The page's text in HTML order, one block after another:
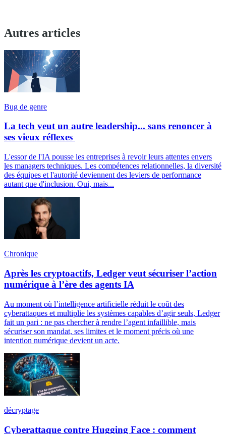
Autres articles
Bug de genre
La tech veut un autre leadership... sans renoncer à
ses vieux réflexes
L'essor de l'IA pousse les entreprises à revoir leurs attentes envers
les managers techniques. Les compétences relationnelles, la diversité
des équipes et l'autorité deviennent des leviers de performance
autant que d'inclusion. Oui, mais...
Chronique
Après les cryptoactifs, Ledger veut sécuriser l’action
numérique à l’ère des agents IA
Au moment où l’intelligence artificielle réduit le coût des
cyberattaques et multiplie les systèmes capables d’agir seuls, Ledger
fait un pari : ne pas chercher à rendre l’agent infaillible, mais
sécuriser son mandat, ses limites et le moment précis où une
intention numérique devient un acte.
décryptage
Cyberattaque contre Hugging Face : comment